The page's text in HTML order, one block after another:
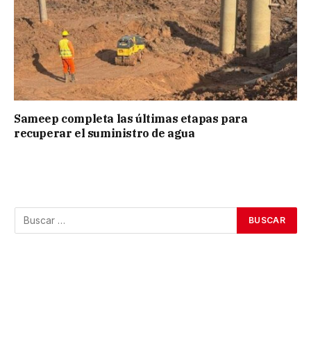
Sameep completa las últimas etapas para
recuperar el suministro de agua